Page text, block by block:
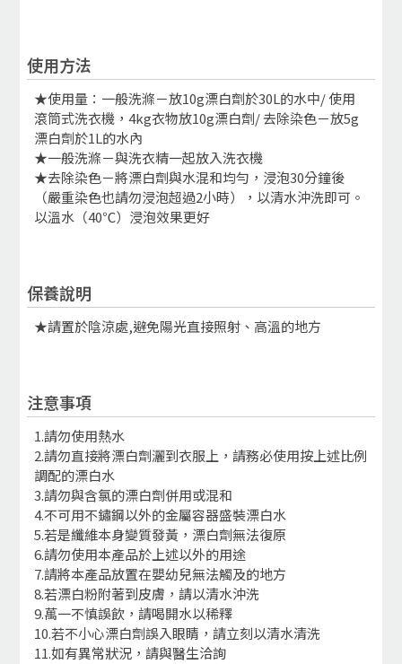
使用方法
★使用量：一般洗滌－放10g漂白劑於30L的水中/ 使用
滾筒式洗衣機，4kg衣物放10g漂白劑/ 去除染色－放5g
漂白劑於1L的水內
★一般洗滌－與洗衣精一起放入洗衣機
★去除染色－將漂白劑與水混和均勻，浸泡30分鐘後
（嚴重染色也請勿浸泡超過2小時），以清水沖洗即可。
以溫水（40℃）浸泡效果更好
保養說明
★請置於陰涼處,避免陽光直接照射、高溫的地方
注意事項
1.請勿使用熱水
2.請勿直接將漂白劑灑到衣服上，請務必使用按上述比例
調配的漂白水
3.請勿與含氯的漂白劑併用或混和
4.不可用不鏽鋼以外的金屬容器盛裝漂白水
5.若是纖維本身變質發黃，漂白劑無法復原
6.請勿使用本產品於上述以外的用途
7.請將本產品放置在嬰幼兒無法觸及的地方
8.若漂白粉附著到皮膚，請以清水沖洗
9.萬一不慎誤飲，請喝開水以稀釋
10.若不小心漂白劑誤入眼睛，請立刻以清水清洗
11.如有異常狀況，請與醫生洽詢